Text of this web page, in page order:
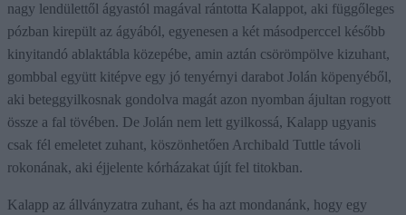
nagy lendülettől ágyastól magával rántotta Kalappot, aki függőleges
pózban kirepült az ágyából, egyenesen a két másodperccel később
kinyitandó ablaktábla közepébe, amin aztán csörömpölve kizuhant,
gombbal együtt kitépve egy jó tenyérnyi darabot Jolán köpenyéből,
aki beteggyilkosnak gondolva magát azon nyomban ájultan rogyott
össze a fal tövében. De Jolán nem lett gyilkossá, Kalapp ugyanis
csak fél emeletet zuhant, köszönhetően Archibald Tuttle távoli
rokonának, aki éjjelente kórházakat újít fel titokban.
Kalapp az állványzatra zuhant, és ha azt mondanánk, hogy egy